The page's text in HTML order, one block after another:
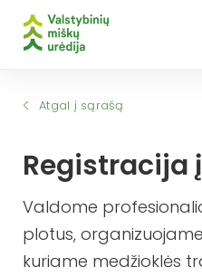
Atgal į sąrašą
Registracija
Valdome
plotus,
kuriame medžioklės